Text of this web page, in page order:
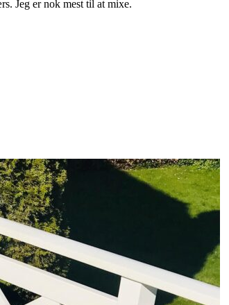
Jeg er nok mest til at mixe.